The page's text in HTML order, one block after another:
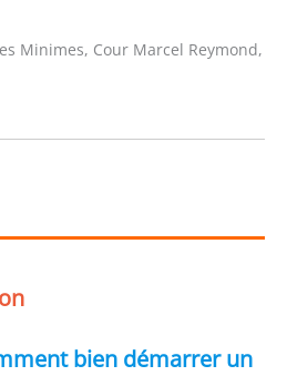
Minimes, Cour Marcel Reymond,
bien démarrer un